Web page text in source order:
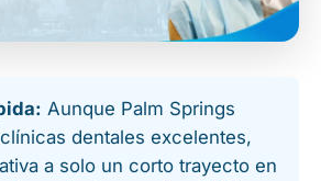
Aunque Palm Springs
dentales excelentes,
a solo un corto trayecto en